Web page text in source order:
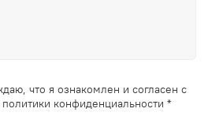
что я ознакомлен и согласен с
конфиденциальности *